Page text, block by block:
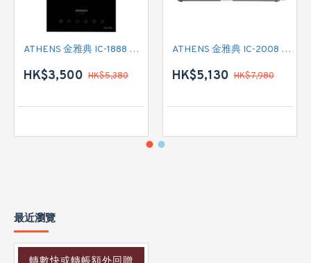
ATHENS 金雅典 IC-1888 單頭電磁爐
HK$3,500 HK$5,380
ATHENS 金雅典 IC-2008 雙頭電磁/電陶二合一
HK$5,130 HK$7,980
最近瀏覽